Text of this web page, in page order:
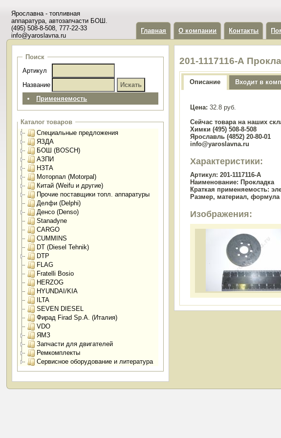
Ярославна - топливная
аппаратура, автозапчасти БОШ.
(495) 508-8-508, 777-22-33
info@yaroslavna.ru
Главная О компании Контакты
Поиск
Артикул
Название
Применяемость
Каталог товаров
Специальные предложения
ЯЗДА
БОШ (BOSCH)
АЗПИ
НЗТА
Моторпал (Motorpal)
Китай (Weifu и другие)
Прочие поставщики топл. аппаратуры
Делфи (Delphi)
Денсо (Denso)
Stanadyne
CARGO
CUMMINS
DT (Diesel Tehnik)
DTP
FLAG
Fratelli Bosio
HERZOG
HYUNDAI/KIA
ILTA
SEVEN DIESEL
Фирад Firad Sp.A. (Италия)
VDO
ЯМЗ
Запчасти для двигателей
Ремкомплекты
Сервисное оборудование и литература
201-1117116-А
Описание Входит в
Цена: 32.8 руб.
Сейчас товара на наших
Химки (495) 508-8-508
Ярославль (4852) 20-80-01
info@yaroslavna.ru
Характеристики:
Артикул: 201-1117116-А
Наименование: Прокладка
Краткая применяемость:
Размер, материал, формула
Изображения: